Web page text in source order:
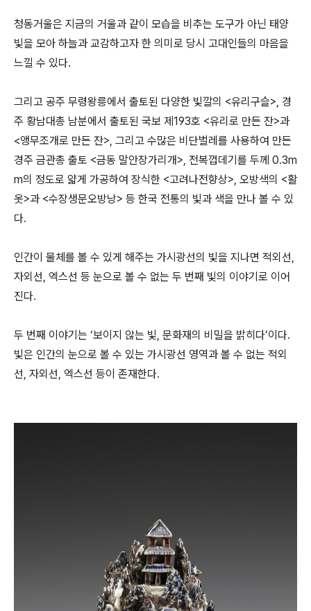
청동거울은 지금의 거울과 같이 모습을 비추는 도구가 아닌 태양
빛을 모아 하늘과 교감하고자 한 의미로 당시 고대인들의 마음을
느낄 수 있다.
그리고 공주 무령왕릉에서 출토된 다양한 빛깔의 <유리구슬>, 경
주 황남대총 남분에서 출토된 국보 제193호 <유리로 만든 잔>과
<앵무조개로 만든 잔>, 그리고 수많은 비단벌레를 사용하여 만든
경주 금관총 출토 <금동 말안장가리개>, 전복껍데기를 두께 0.3m
m의 정도로 얇게 가공하여 장식한 <고려나전향상>, 오방색의 <활
옷>과 <수장생문오방낭> 등 한국 전통의 빛과 색을 만나 볼 수 있
다.
인간이 물체를 볼 수 있게 해주는 가시광선의 빛을 지나면 적외선,
자외선, 엑스선 등 눈으로 볼 수 없는 두 번째 빛의 이야기로 이어
진다.
두 번째 이야기는 ‘보이지 않는 빛, 문화재의 비밀을 밝히다’이다.
빛은 인간의 눈으로 볼 수 있는 가시광선 영역과 볼 수 없는 적외
선, 자외선, 엑스선 등이 존재한다.